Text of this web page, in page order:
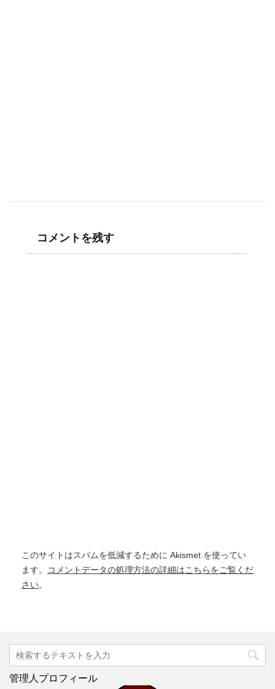
コメントを残す
このサイトはスパムを低減するために Akismet を使ってい
ます。
コメントデータの処理方法の詳細はこちらをご覧くだ
さい。
管理人プロフィール